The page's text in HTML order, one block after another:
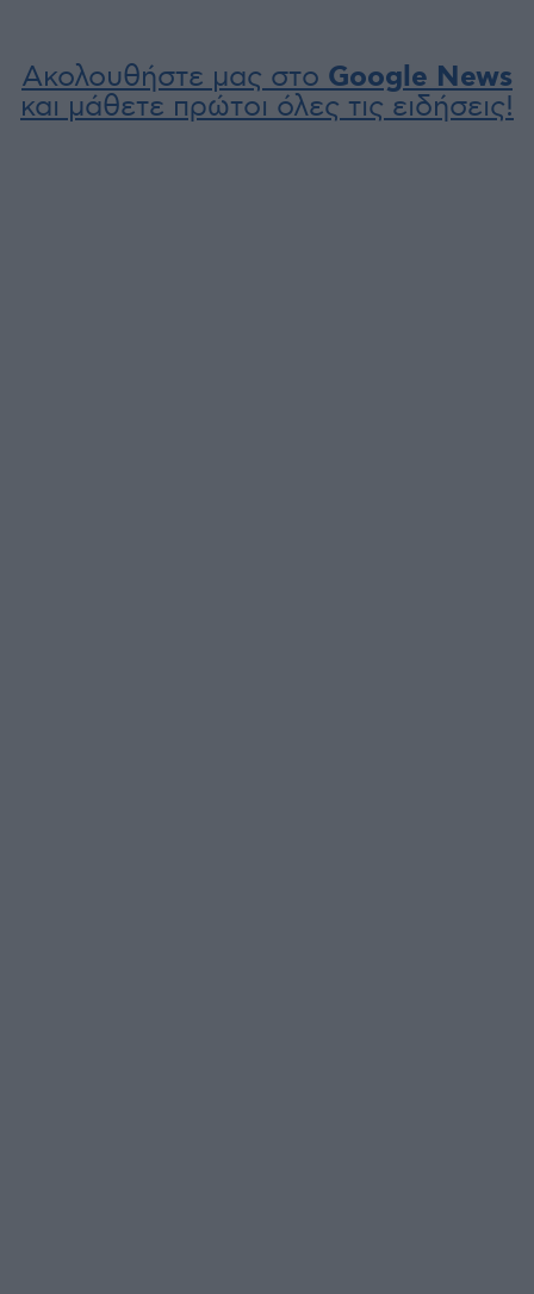
Ακολουθήστε μας στο Google News
και μάθετε πρώτοι όλες τις ειδήσεις!